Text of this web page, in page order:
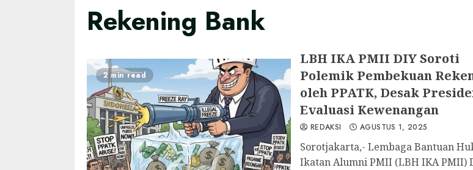
Rekening Bank
2 min read
LBH IKA PMII DIY Soroti
Polemik Pembekuan
oleh PPATK, Desak
Evaluasi Kewenangan
REDAKSI AGUSTUS 1, 2025
Sorotjakarta,- Lembaga Bantuan
Ikatan Alumni PMII (LBH IKA PMII)